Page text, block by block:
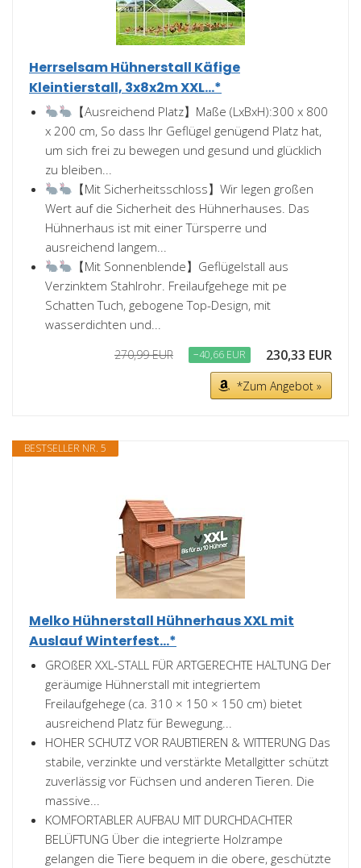
Herrselsam Hühnerstall Käfige
Kleintierstall, 3x8x2m XXL...*
【Ausreichend Platz】Maße (LxBxH):300 x 800
x 200 cm, So dass Ihr Geflügel genügend Platz hat,
um sich frei zu bewegen und gesund und glücklich
zu bleiben...
【Mit Sicherheitsschloss】Wir legen großen
Wert auf die Sicherheit des Hühnerhauses. Das
Hühnerhaus ist mit einer Türsperre und
ausreichend langem...
【Mit Sonnenblende】Geflügelstall aus
Verzinktem Stahlrohr. Freilaufgehege mit pe
Schatten Tuch, gebogene Top-Design, mit
wasserdichten und...
270,99 EUR −40,66 EUR 230,33 EUR
*Zum Angebot »
BESTSELLER NR. 5
Melko Hühnerstall Hühnerhaus XXL mit
Auslauf Winterfest...*
GROßER XXL-STALL FÜR ARTGERECHTE HALTUNG Der
geräumige Hühnerstall mit integriertem
Freilaufgehege (ca. 310 × 150 × 150 cm) bietet
ausreichend Platz für Bewegung...
HOHER SCHUTZ VOR RAUBTIEREN & WITTERUNG Das
stabile, verzinkte und verstärkte Metallgitter schützt
zuverlässig vor Füchsen und anderen Tieren. Die
massive...
KOMFORTABLER AUFBAU MIT DURCHDACHTER
BELÜFTUNG Über die integrierte Holzrampe
gelangen die Tiere bequem in die obere, geschützte